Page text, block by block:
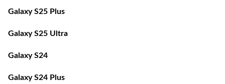
Galaxy S25 Plus
Galaxy S25 Ultra
Galaxy S24
Galaxy S24 Plus